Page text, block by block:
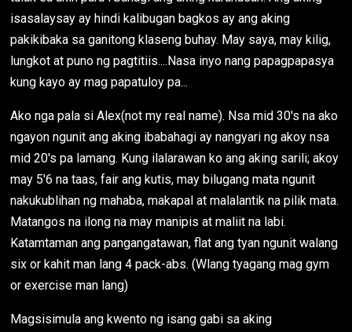
isasalaysay ay hindi kalibugan bagkos ay ang aking
pakikibaka sa ganitong klaseng buhay. May saya, may kilig,
lungkot at puno ng pagtitiis....Nasa inyo nang papagpapasya
kung kayo ay mag papatuloy pa...
Ako nga pala si Alex(not my real name). Nsa mid 30's na ako
ngayon ngunit ang aking ibabahagi ay nangyari ng akoy nsa
mid 20's pa lamang. Kung ilalarawan ko ang aking sarili; akoy
may 5'6 na taas, fair ang kutis, may bilugang mata ngunit
nakukublihan ng mahaba, makapal at malalantik na pilik mata.
Matangos na ilong na may manipis at maliit na labi.
Katamtaman ang pangangatawan, flat ang tyan ngunit walang
six or kahit man lang 4 pack-abs. (Wlang tyagang mag gym
or exercise man lang)
Magsisimula ang kwento ng isang gabi sa aking